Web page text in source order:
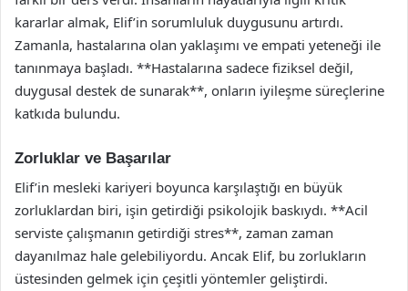
kararlar almak, Elif’in sorumluluk duygusunu artırdı.
Zamanla, hastalarına olan yaklaşımı ve empati yeteneği ile
tanınmaya başladı. **Hastalarına sadece fiziksel değil,
duygusal destek de sunarak**, onların iyileşme süreçlerine
katkıda bulundu.
Zorluklar ve Başarılar
Elif’in mesleki kariyeri boyunca karşılaştığı en büyük
zorluklardan biri, işin getirdiği psikolojik baskıydı. **Acil
serviste çalışmanın getirdiği stres**, zaman zaman
dayanılmaz hale gelebiliyordu. Ancak Elif, bu zorlukların
üstesinden gelmek için çeşitli yöntemler geliştirdi.